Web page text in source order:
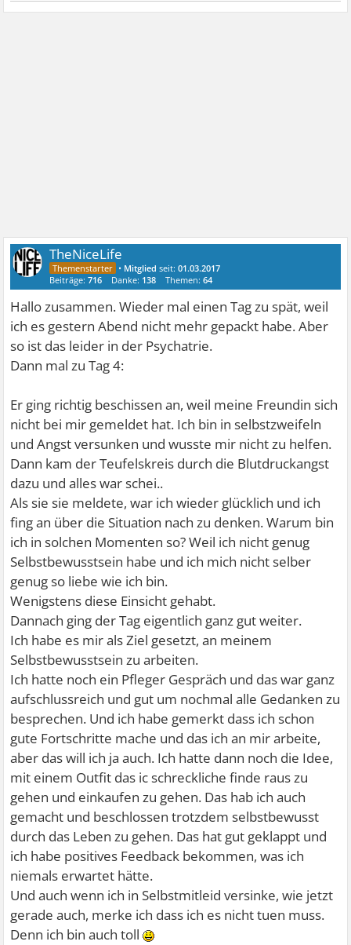
TheNiceLife
• Mitglied seit:01.03.2017
Beiträge:716 Danke: 138 Themen:64
Hallo zusammen. Wieder mal einen Tag zu spät, weil
ich es gestern Abend nicht mehr gepackt habe. Aber
so ist das leider in der Psychatrie.
Dann mal zu Tag 4:
Er ging richtig beschissen an, weil meine Freundin sich
nicht bei mir gemeldet hat. Ich bin in selbstzweifeln
und Angst versunken und wusste mir nicht zu helfen.
Dann kam der Teufelskreis durch die Blutdruckangst
dazu und alles war schei..
Als sie sie meldete, war ich wieder glücklich und ich
fing an über die Situation nach zu denken. Warum bin
ich in solchen Momenten so? Weil ich nicht genug
Selbstbewusstsein habe und ich mich nicht selber
genug so liebe wie ich bin.
Wenigstens diese Einsicht gehabt.
Dannach ging der Tag eigentlich ganz gut weiter.
Ich habe es mir als Ziel gesetzt, an meinem
Selbstbewusstsein zu arbeiten.
Ich hatte noch ein Pfleger Gespräch und das war ganz
aufschlussreich und gut um nochmal alle Gedanken zu
besprechen. Und ich habe gemerkt dass ich schon
gute Fortschritte mache und das ich an mir arbeite,
aber das will ich ja auch. Ich hatte dann noch die Idee,
mit einem Outfit das ic schreckliche finde raus zu
gehen und einkaufen zu gehen. Das hab ich auch
gemacht und beschlossen trotzdem selbstbewusst
durch das Leben zu gehen. Das hat gut geklappt und
ich habe positives Feedback bekommen, was ich
niemals erwartet hätte.
Und auch wenn ich in Selbstmitleid versinke, wie jetzt
gerade auch, merke ich dass ich es nicht tuen muss.
Denn ich bin auch toll